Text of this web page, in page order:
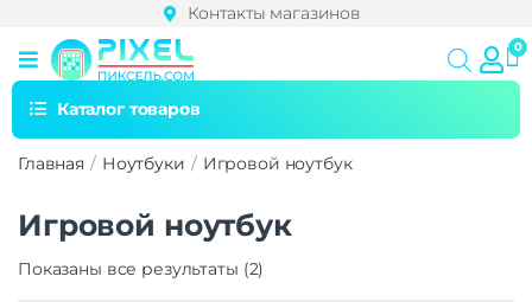
Контакты магазинов
Каталог товаров
Главная Ноутбуки Игровой ноутбук
Игровой ноутбук
Показаны все результаты (2)